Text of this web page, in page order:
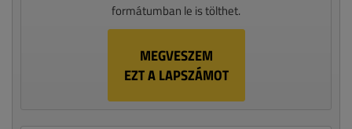
formátumban le is tölthet.
MEGVESZEM
EZT A LAPSZÁMOT